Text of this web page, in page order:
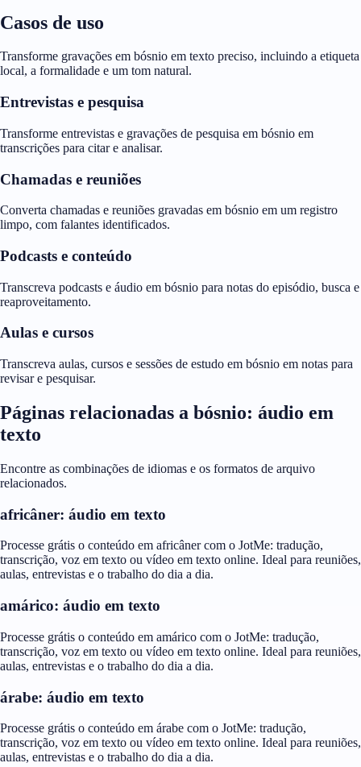
Casos de uso
Transforme gravações em bósnio em texto preciso, incluindo a etiqueta
local, a formalidade e um tom natural.
Entrevistas e pesquisa
Transforme entrevistas e gravações de pesquisa em bósnio em
transcrições para citar e analisar.
Chamadas e reuniões
Converta chamadas e reuniões gravadas em bósnio em um registro
limpo, com falantes identificados.
Podcasts e conteúdo
Transcreva podcasts e áudio em bósnio para notas do episódio, busca e
reaproveitamento.
Aulas e cursos
Transcreva aulas, cursos e sessões de estudo em bósnio em notas para
revisar e pesquisar.
Páginas relacionadas a bósnio: áudio em
texto
Encontre as combinações de idiomas e os formatos de arquivo
relacionados.
africâner: áudio em texto
Processe grátis o conteúdo em africâner com o JotMe: tradução,
transcrição, voz em texto ou vídeo em texto online. Ideal para reuniões,
aulas, entrevistas e o trabalho do dia a dia.
amárico: áudio em texto
Processe grátis o conteúdo em amárico com o JotMe: tradução,
transcrição, voz em texto ou vídeo em texto online. Ideal para reuniões,
aulas, entrevistas e o trabalho do dia a dia.
árabe: áudio em texto
Processe grátis o conteúdo em árabe com o JotMe: tradução,
transcrição, voz em texto ou vídeo em texto online. Ideal para reuniões,
aulas, entrevistas e o trabalho do dia a dia.